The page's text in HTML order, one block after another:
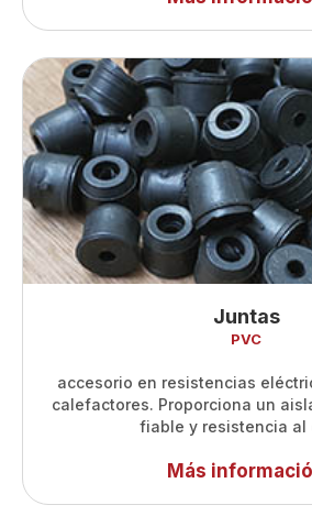
Juntas
PVC
accesorio en resistencias
calefactores. Proporciona un
fiable y resistencia al
Más